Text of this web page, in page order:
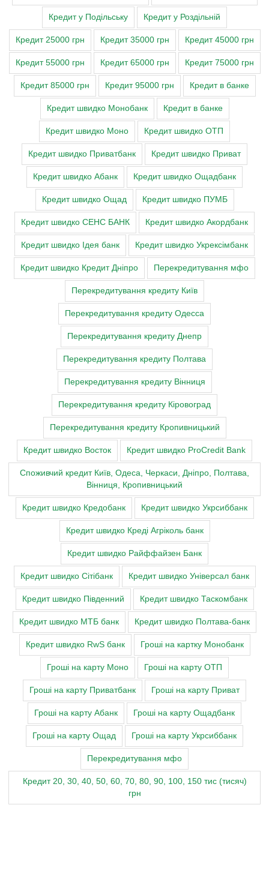
Кредит у Подільську Кредит у Роздільній
Кредит 25000 грн Кредит 35000 грн Кредит 45000 грн
Кредит 55000 грн Кредит 65000 грн Кредит 75000 грн
Кредит 85000 грн Кредит 95000 грн Кредит в банке
Кредит швидко Монобанк Кредит в банке
Кредит швидко Моно Кредит швидко ОТП
Кредит швидко Приватбанк Кредит швидко Приват
Кредит швидко Абанк Кредит швидко Ощадбанк
Кредит швидко Ощад Кредит швидко ПУМБ
Кредит швидко СЕНС БАНК Кредит швидко Акордбанк
Кредит швидко Ідея банк Кредит швидко Укрексімбанк
Кредит швидко Кредит Дніпро Перекредитування мфо
Перекредитування кредиту Київ
Перекредитування кредиту Одесса
Перекредитування кредиту Днепр
Перекредитування кредиту Полтава
Перекредитування кредиту Вінниця
Перекредитування кредиту Кіровоград
Перекредитування кредиту Кропивницький
Кредит швидко Восток Кредит швидко ProCredit Bank
Cпоживчий кредит Київ, Одеса, Черкаси, Дніпро, Полтава,
Вінниця, Кропивницький
Кредит швидко Кредобанк Кредит швидко Укрсиббанк
Кредит швидко Креді Агріколь банк
Кредит швидко Райффайзен Банк
Кредит швидко Сітібанк Кредит швидко Універсал банк
Кредит швидко Південний Кредит швидко Таскомбанк
Кредит швидко МТБ банк Кредит швидко Полтава-банк
Кредит швидко RwS банк Гроші на картку Монобанк
Гроші на карту Моно Гроші на карту ОТП
Гроші на карту Приватбанк Гроші на карту Приват
Гроші на карту Абанк Гроші на карту Ощадбанк
Гроші на карту Ощад Гроші на карту Укрсиббанк
Перекредитування мфо
Кредит 20, 30, 40, 50, 60, 70, 80, 90, 100, 150 тис (тисяч)
грн